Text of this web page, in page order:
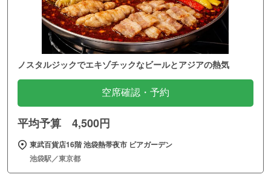
ノスタルジックでエキゾチックなビールとアジアの熱気
空席確認・予約
平均予算 4,500円
東武百貨店16階 池袋熱帯夜市 ビアガーデン
池袋駅／東京都